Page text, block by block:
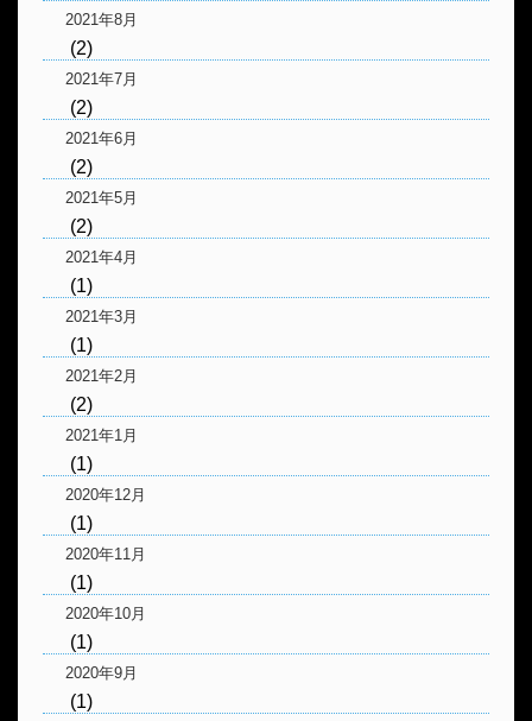
2021年8月
(2)
2021年7月
(2)
2021年6月
(2)
2021年5月
(2)
2021年4月
(1)
2021年3月
(1)
2021年2月
(2)
2021年1月
(1)
2020年12月
(1)
2020年11月
(1)
2020年10月
(1)
2020年9月
(1)